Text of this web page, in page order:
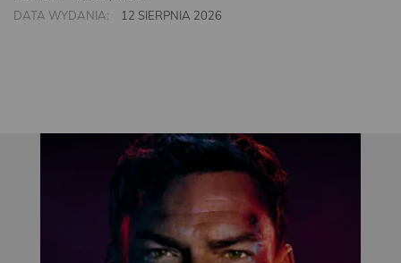
DATA WYDANIA:
12 SIERPNIA 2026